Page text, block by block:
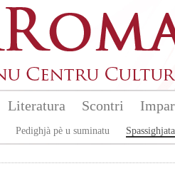
Literatura Scontri
Pedighjà pè u suminatu